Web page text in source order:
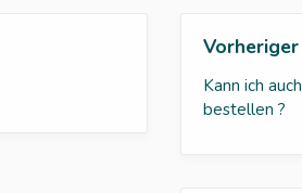
Kann ich
bestellen ?